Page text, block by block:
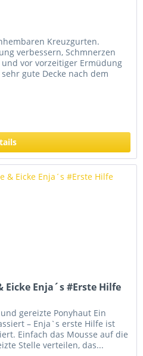
Kreuzgurten.
verbessern, Schmnerzen
vor vorzeitiger Ermüdung
gute Decke nach dem
Eicke Enja´s #Erste Hilfe
gereizte Ponyhaut Ein
– Enja`s erste Hilfe ist
Einfach das Mousse auf die
Stelle verteilen, das...